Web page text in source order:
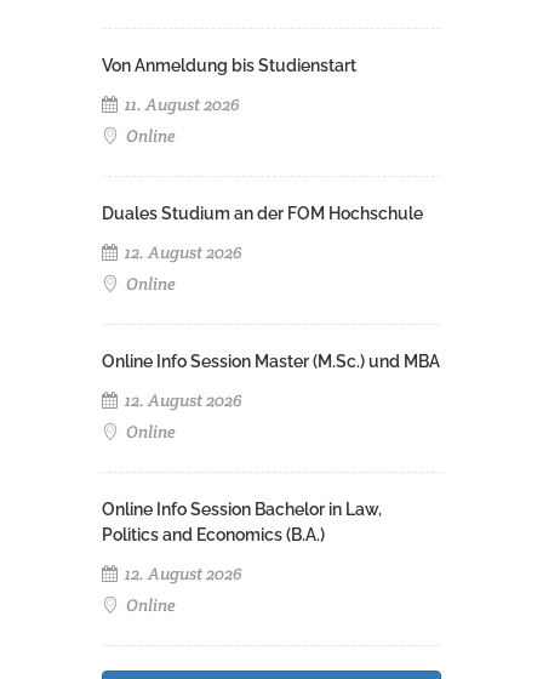
Von Anmeldung bis Studienstart
11. August 2026
Online
Duales Studium an der FOM Hochschule
12. August 2026
Online
Online Info Session Master (M.Sc.) und MBA
12. August 2026
Online
Online Info Session Bachelor in Law,
Politics and Economics (B.A.)
12. August 2026
Online